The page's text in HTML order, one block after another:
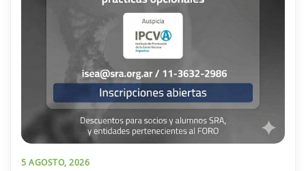
5 AGOSTO, 2026